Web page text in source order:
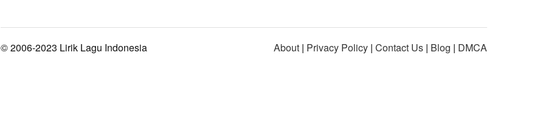
© 2006-2023 Lirik Lagu Indonesia About | Privacy Policy | Contact Us | Blog | DMCA